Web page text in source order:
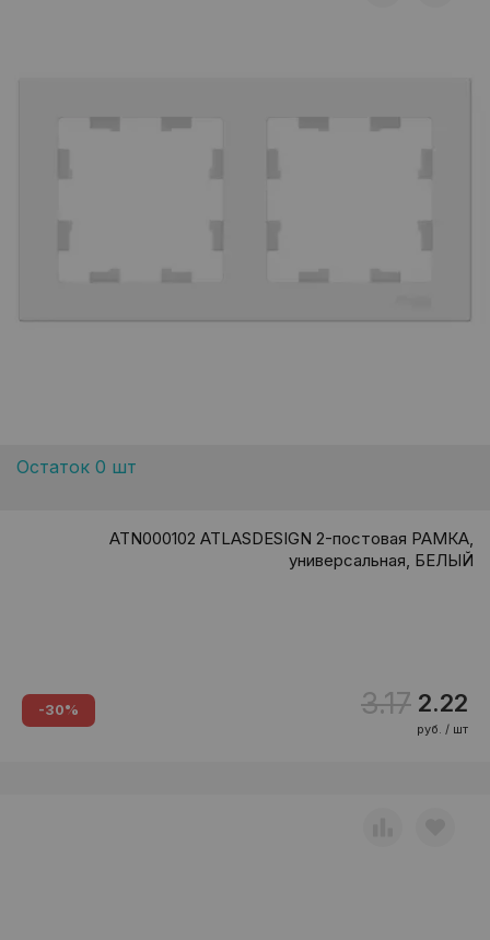
Остаток 0 шт
ATN000102 ATLASDESIGN 2-постовая РАМКА,
универсальная, БЕЛЫЙ
-30% 3.17 2.22
руб. / шт